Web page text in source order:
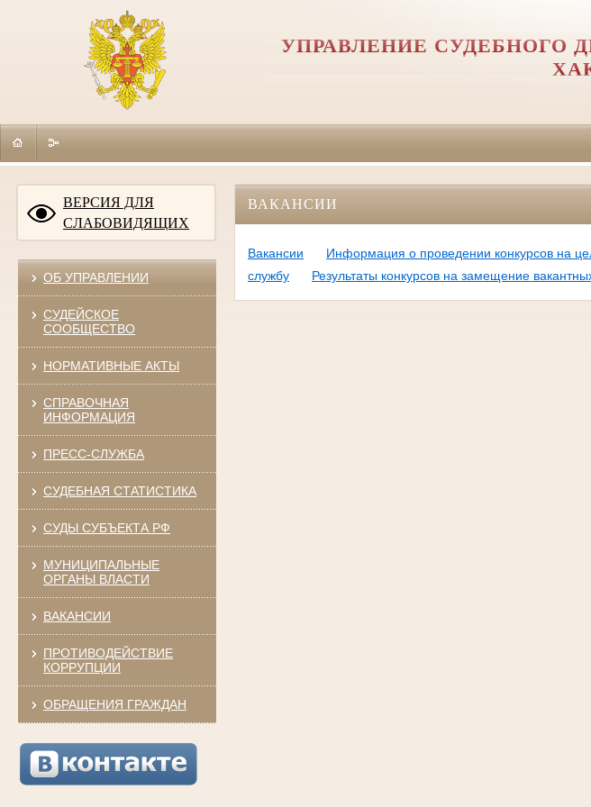
УПРАВЛЕНИЕ СУДЕБНОГО
ВЕРСИЯ ДЛЯ
СЛАБОВИДЯЩИХ
ОБ УПРАВЛЕНИИ
СУДЕЙСКОЕ
СООБЩЕСТВО
НОРМАТИВНЫЕ АКТЫ
СПРАВОЧНАЯ
ИНФОРМАЦИЯ
ПРЕСС-СЛУЖБА
СУДЕБНАЯ СТАТИСТИКА
СУДЫ СУБЪЕКТА РФ
МУНИЦИПАЛЬНЫЕ
ОРГАНЫ ВЛАСТИ
ВАКАНСИИ
ПРОТИВОДЕЙСТВИЕ
КОРРУПЦИИ
ОБРАЩЕНИЯ ГРАЖДАН
ВАКАНСИИ
Вакансии Информация о проведении конкурсов на
службу
Результаты конкурсов на замещение